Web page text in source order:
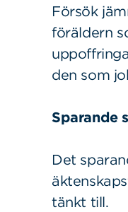
Försök
föräldern
den som
Sparande
Det
tänkt till.